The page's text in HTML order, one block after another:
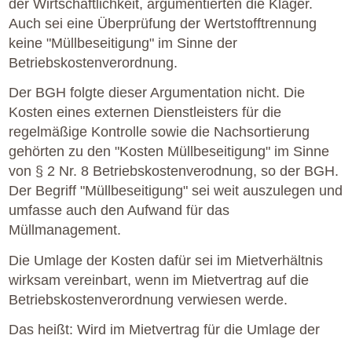
der Wirtschaftlichkeit, argumentierten die Kläger.
Auch sei eine Überprüfung der Wertstofftrennung
keine "Müllbeseitigung" im Sinne der
Betriebskostenverordnung.
Der BGH folgte dieser Argumentation nicht. Die
Kosten eines externen Dienstleisters für die
regelmäßige Kontrolle sowie die Nachsortierung
gehörten zu den "Kosten Müllbeseitigung" im Sinne
von § 2 Nr. 8 Betriebskostenverodnung, so der BGH.
Der Begriff "Müllbeseitigung" sei weit auszulegen und
umfasse auch den Aufwand für das
Müllmanagement.
Die Umlage der Kosten dafür sei im Mietverhältnis
wirksam vereinbart, wenn im Mietvertrag auf die
Betriebskostenverordnung verwiesen werde.
Das heißt: Wird im Mietvertrag für die Umlage der